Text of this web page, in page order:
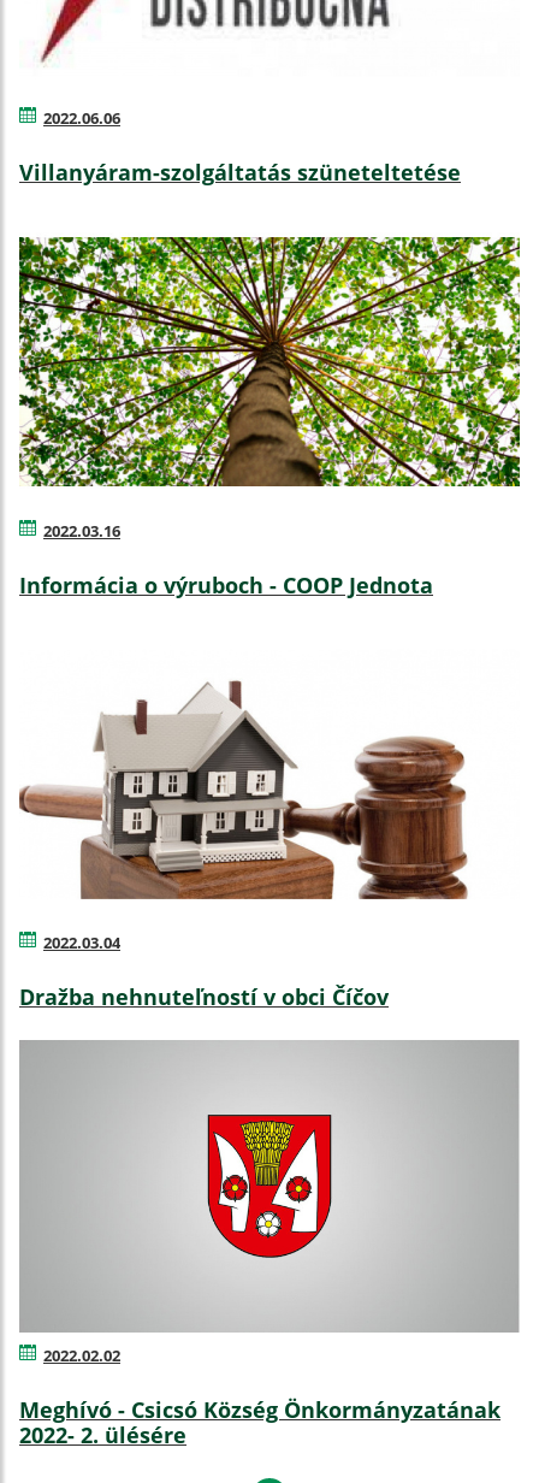
2022.06.06
Villanyáram-szolgáltatás szüneteltetése
2022.03.16
Informácia o výruboch - COOP Jednota
2022.03.04
Dražba nehnuteľností v obci Číčov
2022.02.02
Meghívó - Csicsó Község Önkormányzatának
2022- 2. ülésére